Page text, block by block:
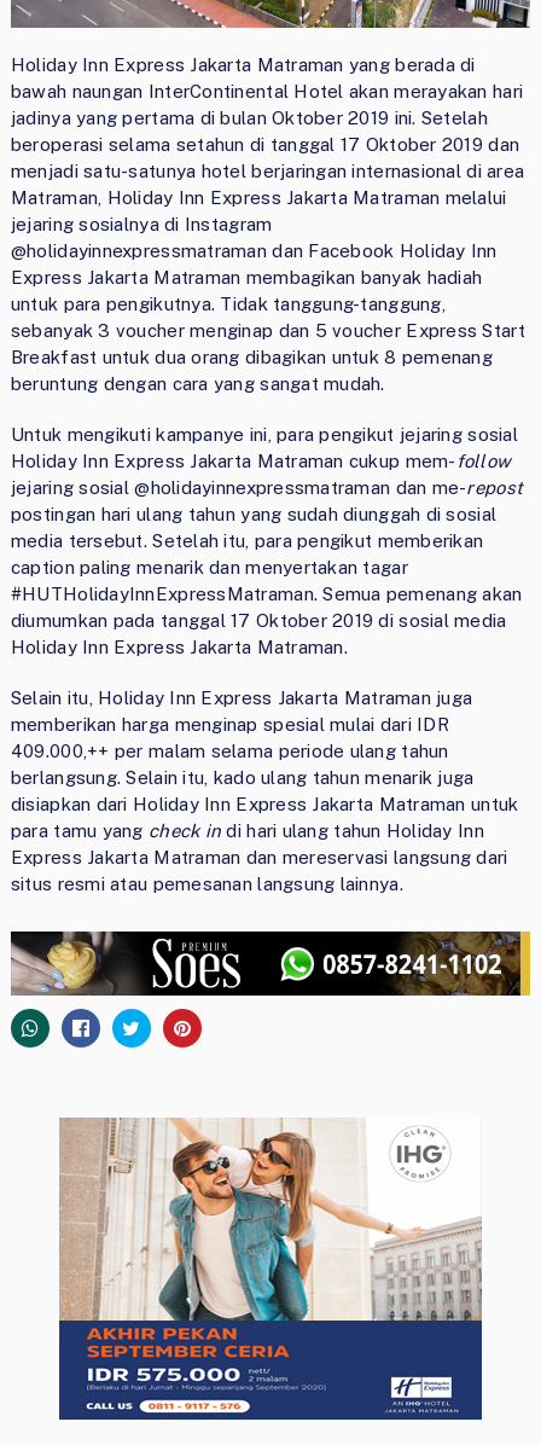
Holiday Inn Express Jakarta Matraman yang berada di
bawah naungan InterContinental Hotel akan merayakan hari
jadinya yang pertama di bulan Oktober 2019 ini. Setelah
beroperasi selama setahun di tanggal 17 Oktober 2019 dan
menjadi satu-satunya hotel berjaringan internasional di area
Matraman, Holiday Inn Express Jakarta Matraman melalui
jejaring sosialnya di Instagram
@holidayinnexpressmatraman dan Facebook Holiday Inn
Express Jakarta Matraman membagikan banyak hadiah
untuk para pengikutnya. Tidak tanggung-tanggung,
sebanyak 3 voucher menginap dan 5 voucher Express Start
Breakfast untuk dua orang dibagikan untuk 8 pemenang
beruntung dengan cara yang sangat mudah.
Untuk mengikuti kampanye ini, para pengikut jejaring sosial
Holiday Inn Express Jakarta Matraman cukup mem- follow
jejaring sosial @holidayinnexpressmatraman dan me-repost
postingan hari ulang tahun yang sudah diunggah di sosial
media tersebut. Setelah itu, para pengikut memberikan
caption paling menarik dan menyertakan tagar
#HUTHolidayInnExpressMatraman. Semua pemenang akan
diumumkan pada tanggal 17 Oktober 2019 di sosial media
Holiday Inn Express Jakarta Matraman.
Selain itu, Holiday Inn Express Jakarta Matraman juga
memberikan harga menginap spesial mulai dari IDR
409.000,++ per malam selama periode ulang tahun
berlangsung. Selain itu, kado ulang tahun menarik juga
disiapkan dari Holiday Inn Express Jakarta Matraman untuk
para tamu yang check in di hari ulang tahun Holiday Inn
Express Jakarta Matraman dan mereservasi langsung dari
situs resmi atau pemesanan langsung lainnya.